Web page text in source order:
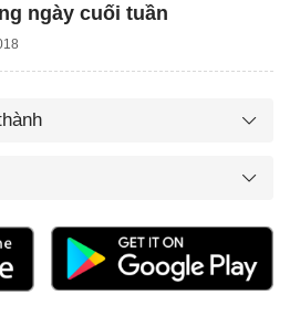
ngày cuối tuần